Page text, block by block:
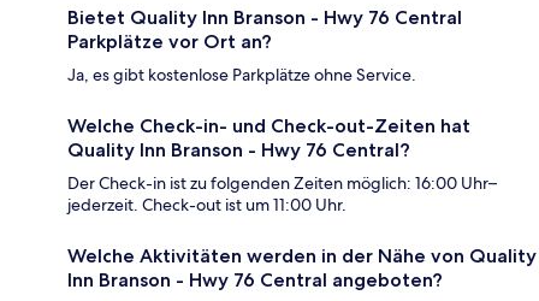
Bietet Quality Inn Branson - Hwy 76 Central
Parkplätze vor Ort an?
Ja, es gibt kostenlose Parkplätze ohne Service.
Welche Check-in- und Check-out-Zeiten hat
Quality Inn Branson - Hwy 76 Central?
Der Check-in ist zu folgenden Zeiten möglich: 16:00 Uhr–
jederzeit. Check-out ist um 11:00 Uhr.
Welche Aktivitäten werden in der Nähe von Quality
Inn Branson - Hwy 76 Central angeboten?